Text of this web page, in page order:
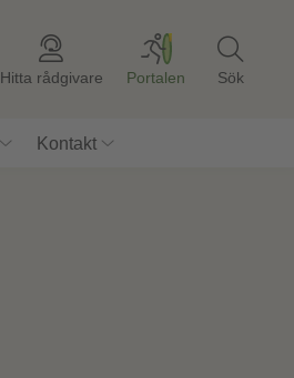
Hitta rådgivare Portalen Sök
Kontakt